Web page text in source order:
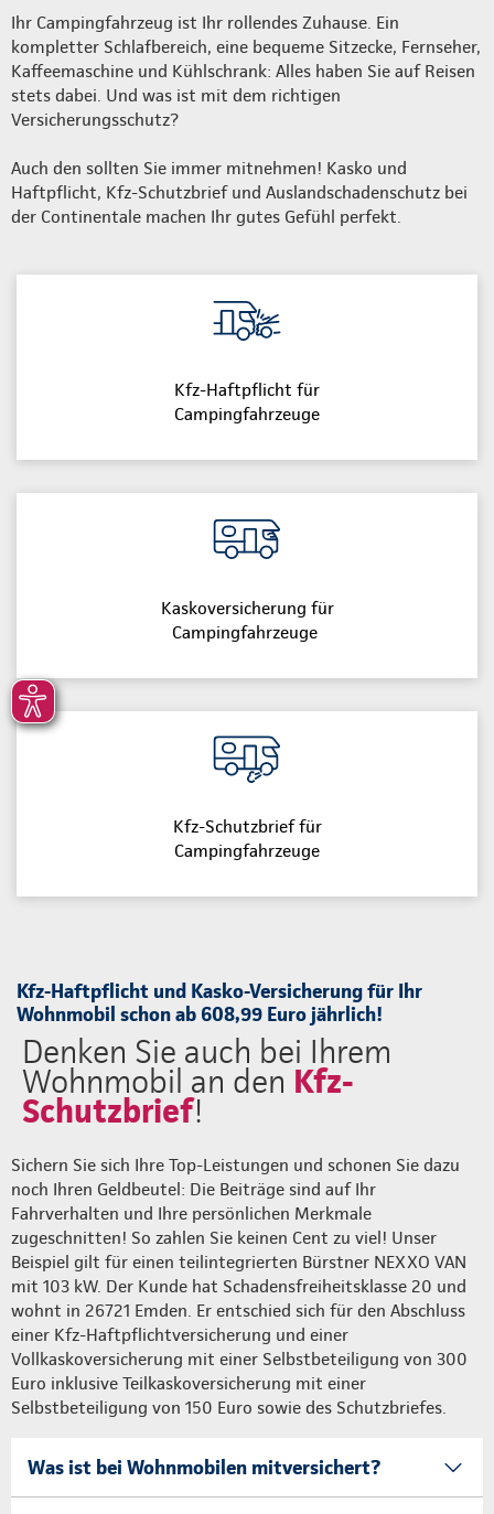
Ihr Campingfahrzeug ist Ihr rollendes Zuhause. Ein
kompletter Schlafbereich, eine bequeme Sitzecke, Fernseher,
Kaffeemaschine und Kühlschrank: Alles haben Sie auf Reisen
stets dabei. Und was ist mit dem richtigen
Versicherungsschutz?
Auch den sollten Sie immer mitnehmen! Kasko und
Haftpflicht, Kfz-Schutzbrief und Auslandschadenschutz bei
der Continentale machen Ihr gutes Gefühl perfekt.
Kfz-Haftpflicht für
Campingfahrzeuge
Kaskoversicherung für
Campingfahrzeuge
Kfz-Schutzbrief für
Campingfahrzeuge
Kfz-Haftpflicht und Kasko-Versicherung für Ihr
Wohnmobil schon ab 608,99 Euro jährlich!
Denken Sie auch bei Ihrem
Wohnmobil an den Kfz-
Schutzbrief!
Sichern Sie sich Ihre Top-Leistungen und schonen Sie dazu
noch Ihren Geldbeutel: Die Beiträge sind auf Ihr
Fahrverhalten und Ihre persönlichen Merkmale
zugeschnitten! So zahlen Sie keinen Cent zu viel! Unser
Beispiel gilt für einen teilintegrierten Bürstner NEXXO VAN
mit 103 kW. Der Kunde hat Schadensfreiheitsklasse 20 und
wohnt in 26721 Emden. Er entschied sich für den Abschluss
einer Kfz-Haftpflichtversicherung und einer
Vollkaskoversicherung mit einer Selbstbeteiligung von 300
Euro inklusive Teilkaskoversicherung mit einer
Selbstbeteiligung von 150 Euro sowie des Schutzbriefes.
Was ist bei Wohnmobilen mitversichert?